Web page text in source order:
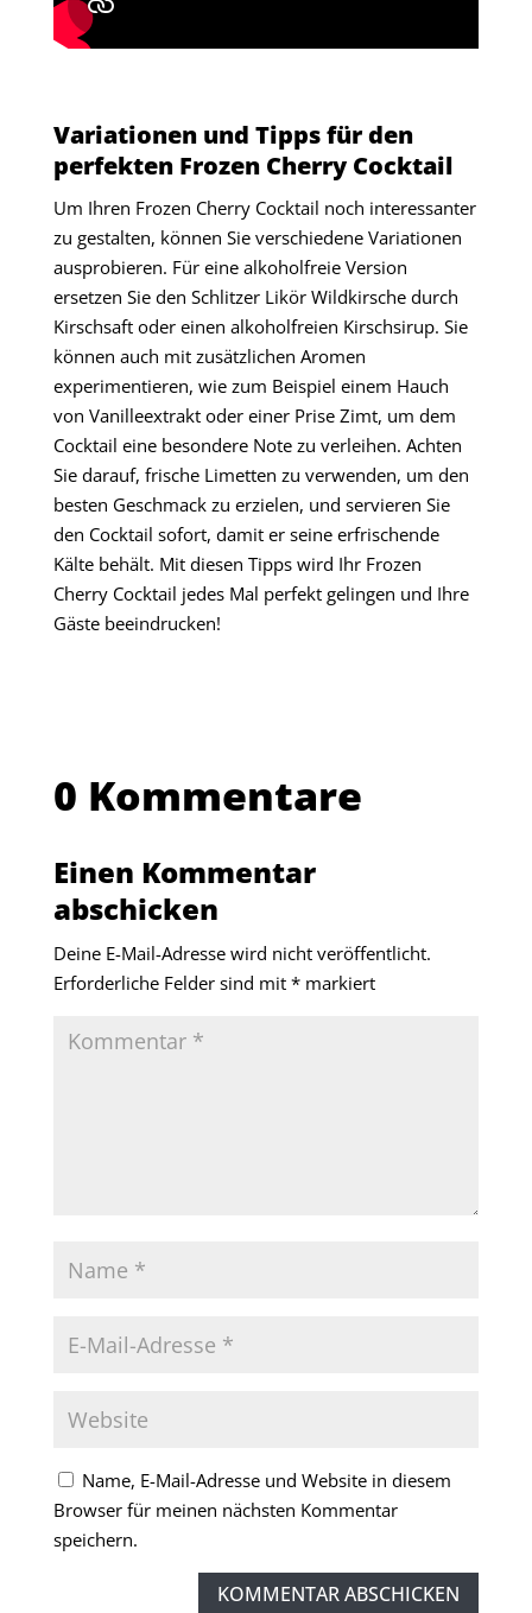
Variationen und Tipps für den
perfekten Frozen Cherry Cocktail
Um Ihren Frozen Cherry Cocktail noch interessanter
zu gestalten, können Sie verschiedene Variationen
ausprobieren. Für eine alkoholfreie Version
ersetzen Sie den Schlitzer Likör Wildkirsche durch
Kirschsaft oder einen alkoholfreien Kirschsirup. Sie
können auch mit zusätzlichen Aromen
experimentieren, wie zum Beispiel einem Hauch
von Vanilleextrakt oder einer Prise Zimt, um dem
Cocktail eine besondere Note zu verleihen. Achten
Sie darauf, frische Limetten zu verwenden, um den
besten Geschmack zu erzielen, und servieren Sie
den Cocktail sofort, damit er seine erfrischende
Kälte behält. Mit diesen Tipps wird Ihr Frozen
Cherry Cocktail jedes Mal perfekt gelingen und Ihre
Gäste beeindrucken!
0 Kommentare
Einen Kommentar
abschicken
Deine E-Mail-Adresse wird nicht veröffentlicht.
Erforderliche Felder sind mit *markiert
Name, E-Mail-Adresse und Website in diesem
Browser für meinen nächsten Kommentar
speichern.
KOMMENTAR ABSCHICKEN